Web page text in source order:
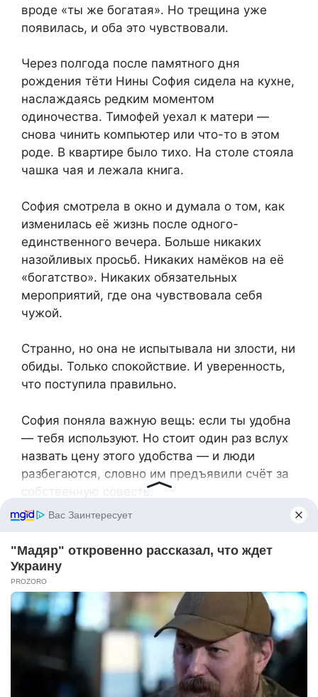
вроде «ты же богатая». Но трещина уже
появилась, и оба это чувствовали.
Через полгода после памятного дня
рождения тёти Нины София сидела на кухне,
наслаждаясь редким моментом
одиночества. Тимофей уехал к матери —
снова чинить компьютер или что-то в этом
роде. В квартире было тихо. На столе стояла
чашка чая и лежала книга.
София смотрела в окно и думала о том, как
изменилась её жизнь после одного-
единственного вечера. Больше никаких
назойливых просьб. Никаких намёков на её
«богатство». Никаких обязательных
мероприятий, где она чувствовала себя
чужой.
Странно, но она не испытывала ни злости, ни
обиды. Только спокойствие. И уверенность,
что поступила правильно.
София поняла важную вещь: если ты удобна
— тебя используют. Но стоит один раз вслух
назвать цену этого удобства — и люди
разбегаются, словно им предъявили счёт за
собственную совесть.
мыслям. В её доме больше не угощали за
чужой счёт. И это была её маленькая, но
важная победа.